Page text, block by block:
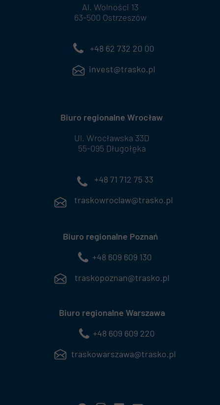
Biuro regionalne Warszawa
+48 609 609 220
traskowarszawa@trasko.pl
Biuro regionalne Wrocław
Ul. Wrocławska 33D
55-095 Długołęka
+48 71 712 75 33
traskowroclaw@trasko.pl
Al. Wolności 13
63-500 Ostrzeszów
+48 62 732 20 00
invest@trasko.pl
Biuro regionalne Poznań
+48 609 609 130
traskopoznan@trasko.pl